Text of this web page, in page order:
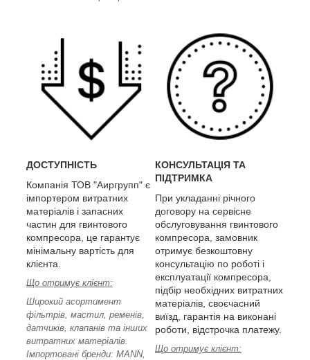
ДОСТУПНІСТЬ
Компанія ТОВ "Аиргрупп" є
імпортером витратних
матеріалів і запасних
частин для гвинтового
компресора, це гарантує
мінімальну вартість для
клієнта.
Що отримує клієнт:
Широкий асортимент
фільтрів, мастил, ременів,
датчиків, клапанів та інших
витратних матеріалів.
Імпортовані бренди: MANN,
КОНСУЛЬТАЦІЯ ТА
ПІДТРИМКА
При укладанні річного
договору на сервісне
обслуговування гвинтового
компресора, замовник
отримує безкоштовну
консультацію по роботі і
експлуатації компресора,
підбір необхідних витратних
матеріалів, своєчасний
виїзд, гарантія на виконані
роботи, відстрочка платежу.
Що отримує клієнт: